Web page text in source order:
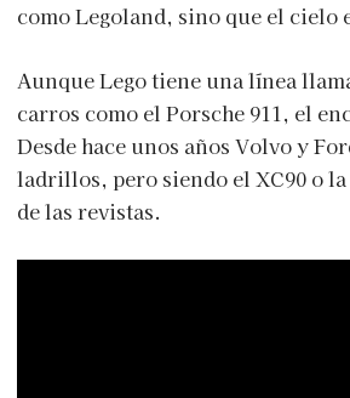
como Legoland, sino que el cielo
Aunque Lego tiene una línea
carros como el Porsche 911, el
Desde hace unos años Volvo y
ladrillos, pero siendo el XC90 o la
de las revistas.